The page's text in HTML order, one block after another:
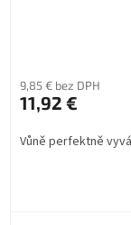
9,85 € bez DPH
11,92 €
Vůně perfektně